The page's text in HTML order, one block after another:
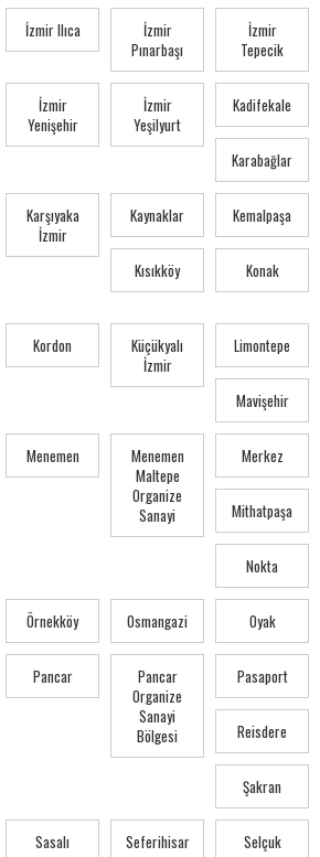
İzmir Ilıca
İzmir
Pınarbaşı
İzmir
Tepecik
İzmir
Yenişehir
İzmir
Yeşilyurt
Kadifekale
Karabağlar
Karşıyaka
İzmir
Kaynaklar Kemalpaşa
Kısıkköy Konak
Kordon
Küçükyalı
İzmir
Limontepe
Mavişehir
Menemen
Menemen
Maltepe
Organize
Sanayi
Merkez
Mithatpaşa
Nokta
Örnekköy Osmangazi Oyak
Pancar
Pancar
Organize
Sanayi
Bölgesi
Pasaport
Reisdere
Şakran
Sasalı Seferihisar Selçuk